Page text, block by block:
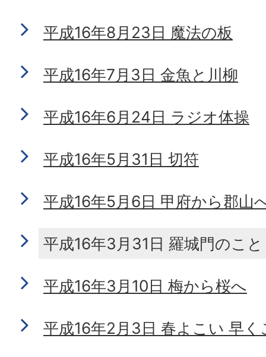
平成16年8月23日 魔法の板
平成16年7月3日 金魚と川柳
平成16年6月24日 ラジオ体操
平成16年5月31日 切符
平成16年5月6日 甲府から郡山
平成16年3月31日 羅城門のこと
平成16年3月10日 梅から桜へ
平成16年2月3日 春よこい 早く